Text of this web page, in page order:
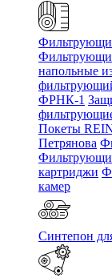
напольные
ФРНК-1
Покеты
Петрянова
картриджи
камер
Синтепон